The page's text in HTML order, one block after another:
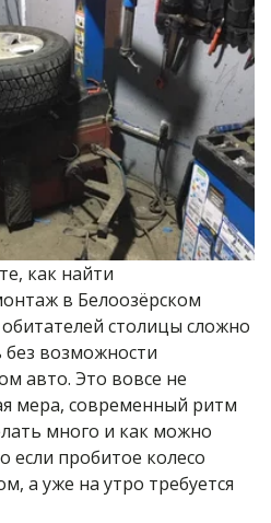
как найти
в Белоозёрском
столицы сложно
без возможности
авто. Это вовсе не
мера, современный ритм
много и как можно
если пробитое колесо
а уже на утро требуется